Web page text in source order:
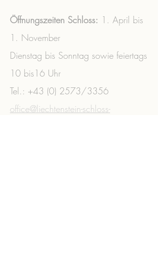
Öffnungszeiten Schloss: 1. April bis
1. November
Dienstag bis Sonntag sowie feiertags
10 bis16 Uhr
Tel.: +43 (0) 2573/3356 ​
office@liechtenstein-schloss-